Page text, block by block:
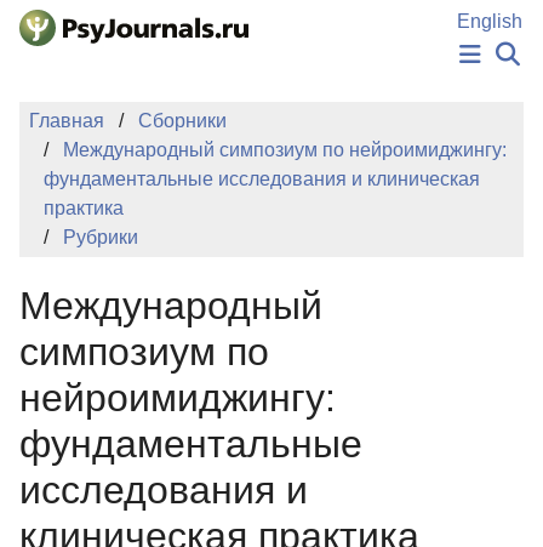
Перейти к основному содержанию
English
НОВОСТИ
АВТОРЫ
ПОДАТЬ РУКОПИСЬ
Главная
Сборники
Международный симпозиум по нейроимиджингу:
фундаментальные исследования и клиническая
практика
Рубрики
Международный
симпозиум по
нейроимиджингу:
фундаментальные
исследования и
клиническая практика